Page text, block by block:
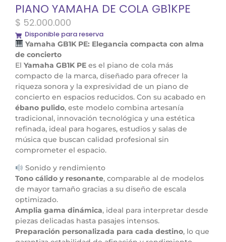
PIANO YAMAHA DE COLA GB1KPE
$ 52.000.000
Disponible para reserva
Yamaha GB1K PE: Elegancia compacta con alma
de concierto
El Yamaha GB1K PE es el piano de cola más
compacto de la marca, diseñado para ofrecer la
riqueza sonora y la expresividad de un piano de
concierto en espacios reducidos. Con su acabado en
ébano pulido, este modelo combina artesanía
tradicional, innovación tecnológica y una estética
refinada, ideal para hogares, estudios y salas de
música que buscan calidad profesional sin
comprometer el espacio.
Sonido y rendimiento
Tono cálido y resonante, comparable al de modelos
de mayor tamaño gracias a su diseño de escala
optimizado.
Amplia gama dinámica, ideal para interpretar desde
piezas delicadas hasta pasajes intensos.
Preparación personalizada para cada destino, lo que